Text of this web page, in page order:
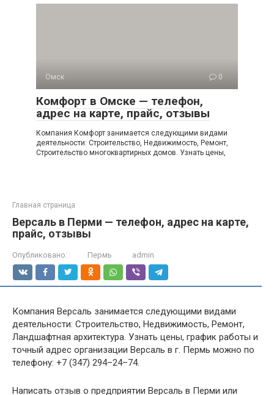
Омск 0
Комфорт в Омске — телефон,
адрес на карте, прайс, отзывы
Компания Комфорт занимается следующими видами
деятельности: Строительство, Недвижимость, Ремонт,
Строительство многоквартирных домов. Узнать цены,
Главная страница
Версаль в Перми — телефон, адрес на карте,
прайс, отзывы
Опубликовано: Пермь admin
Компания Версаль занимается следующими видами
деятельности: Строительство, Недвижимость, Ремонт,
Ландшафтная архитектура. Узнать цены, график работы и
точный адрес организации Версаль в г. Пермь можно по
телефону: +7 (347) 294–24–74.
Написать отзыв о предприятии Версаль в Перми или